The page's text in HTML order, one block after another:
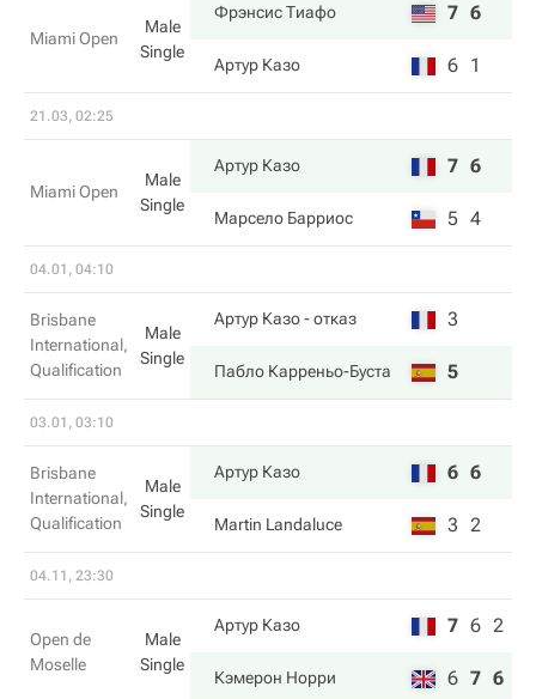
Miami Open
Male
Single
Фрэнсис Тиафо 7 6
Артур Казо 6 1
21.03, 02:25
Miami Open
Male
Single
Артур Казо 7 6
Марсело Барриос 5 4
04.01, 04:10
Brisbane
International,
Qualification
Male
Single
Артур Казо- отказ 3
Пабло Карреньо-Буста 5
03.01, 03:10
Brisbane
International,
Qualification
Male
Single
Артур Казо 6 6
Martin Landaluce 3 2
04.11, 23:30
Open de
Moselle
Male
Single
Артур Казо 7 6 2
Кэмерон Норри 6 7 6